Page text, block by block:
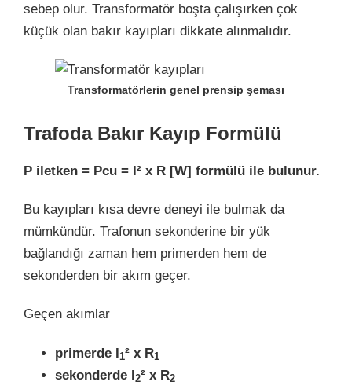
sebep olur. Transformatör boşta çalışırken çok
küçük olan bakır kayıpları dikkate alınmalıdır.
Transformatörlerin genel prensip şeması
Trafoda Bakır Kayıp Formülü
P iletken = Pcu = I² x R [W] formülü ile bulunur.
Bu kayıpları kısa devre deneyi ile bulmak da
mümkündür. Trafonun sekonderine bir yük
bağlandığı zaman hem primerden hem de
sekonderden bir akım geçer.
Geçen akımlar
primerde I1² x R1
sekonderde I2² x R2